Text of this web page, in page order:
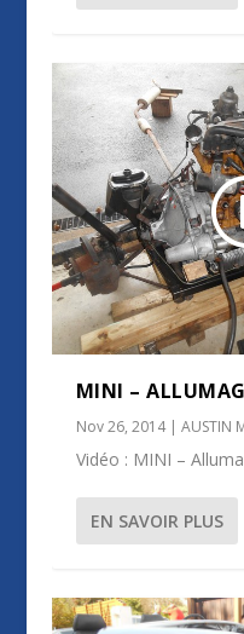
MINI –
Nov 26, 2014| AUSTIN
Vidéo : MINI –
EN SAVOIR PLUS